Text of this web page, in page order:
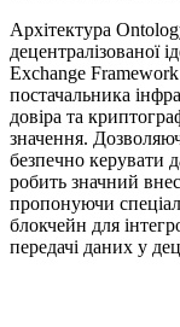
Архітектура
децентралізованої
Exchange
постачальника
довіра та
значення.
безпечно керувати
робить значний
пропонуючи
блокчейн для
передачі даних у